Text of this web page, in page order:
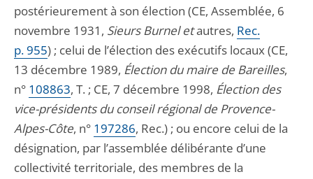
postérieurement à son élection (CE, Assemblée, 6
novembre 1931, Sieurs Burnel etautres, Rec.
p. 955) ; celui de l’élection des exécutifs locaux (CE,
13 décembre 1989, Élection du maire de Bareilles,
n° 108863, T. ; CE, 7 décembre 1998, Élection des
vice-présidents du conseil régional de Provence-
Alpes-Côte, n° 197286, Rec.) ; ou encore celui de la
désignation, par l’assemblée délibérante d’une
collectivité territoriale, des membres de la